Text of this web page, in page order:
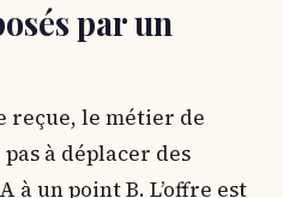
par un
reçue, le métier de
à déplacer des
à un point B. L’offre est